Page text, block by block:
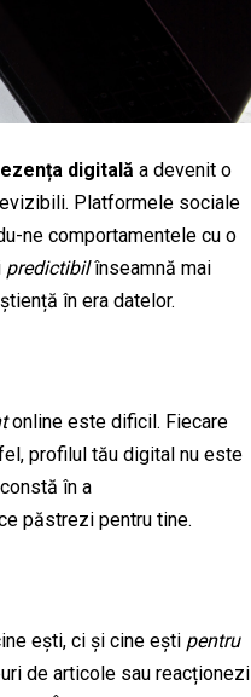
digitală a devenit o
Platformele sociale
ne comportamentele cu o
predictibilînseamnă mai
în era datelor.
online este dificil. Fiecare
profilul tău digital nu este
în a
păstrezi pentru tine.
ești, ci și cine ești pentru
de articole sau reacționezi